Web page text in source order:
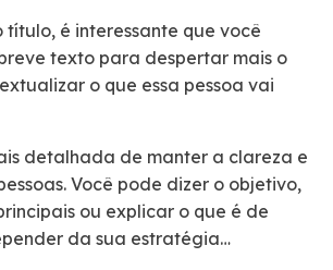
é interessante que você
texto para despertar mais o
o que essa pessoa vai
detalhada de manter a clareza e
Você pode dizer o objetivo,
ou explicar o que é de
da sua estratégia…